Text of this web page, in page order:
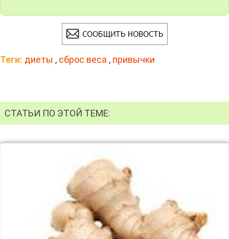
Теги: диеты , сброс веса , привычки
СТАТЬИ ПО ЭТОЙ ТЕМЕ: